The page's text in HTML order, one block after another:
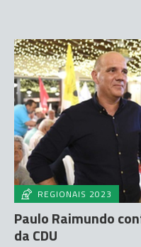
REGIONAIS 2023
Paulo Raimundo
da CDU